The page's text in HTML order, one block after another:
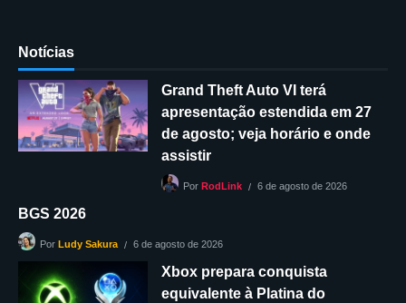
Notícias
Grand Theft Auto VI terá
apresentação estendida em 27
de agosto; veja horário e onde
assistir
Por RodLink 6 de agosto de 2026
BGS 2026
Por Ludy Sakura 6 de agosto de 2026
Xbox prepara conquista
equivalente à Platina do